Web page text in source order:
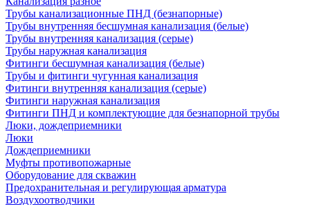
Трубы канализационные ПНД (безнапорные)
Трубы внутренняя бесшумная канализация (белые)
Трубы внутренняя канализация (серые)
Трубы наружная канализация
Фитинги бесшумная канализация (белые)
Трубы и фитинги чугунная канализация
Фитинги внутренняя канализация (серые)
Фитинги наружная канализация
Фитинги ПНД и комплектующие для безнапорной трубы
Люки, дождеприемники
Люки
Дождеприемники
Муфты противопожарные
Оборудование для скважин
Предохранительная и регулирующая арматура
Воздухоотводчики